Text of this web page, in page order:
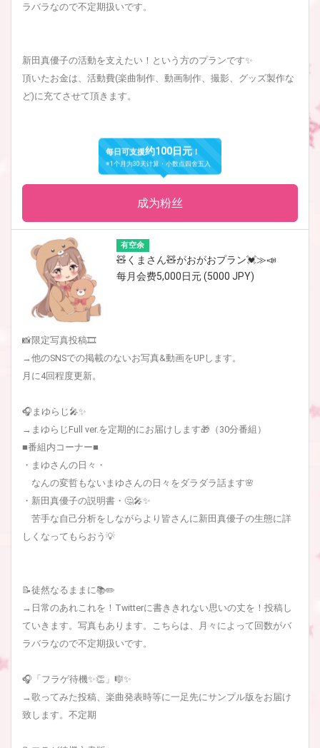
ラバラなので不定期扱いです。
新田真優子の活動を支えたい！という方のプランです✨
頂いたお金は、活動費(楽曲制作、動画制作、撮影、グッズ製作な
ど)に充てさせて頂きます。
每日可支援约100日元 ！
※1个月为30天计算・小数点四舍五入
成为粉丝
有空余
🧸くまさん🧸がおがおプラン💓≫📣
每月会费5,000日元 (5000 JPY)
📸限定写真投稿🎞
→他のSNSでの掲載のないお写真&動画をUPします。
月に4回程度更新。
🎧まゆらじ🎤✨
→まゆらじFull ver.を定期的にお届けします🎁（30分番組）
■番組内コーナー■
・まゆさんの日々・
なんの変哲もないまゆさんの日々をダラダラ話ます🌸
・新田真優子の説明書・🤔🎤✨
苦手な自己分析をしながらより皆さんに新田真優子の生態に詳
しくなってもらおう💡
📝徒然なるままに📚✏️
→日常のあれこれを！Twitterに書ききれない思いの丈を！投稿し
ていきます。写真もあります。こちらは、月々によって回数がバ
ラバラなので不定期扱いです。
🎧「フラゲ待機✨👏」🎼✨
→歌ってみた投稿、楽曲発表時等に一足先にサンプル版をお届け
致します。不定期